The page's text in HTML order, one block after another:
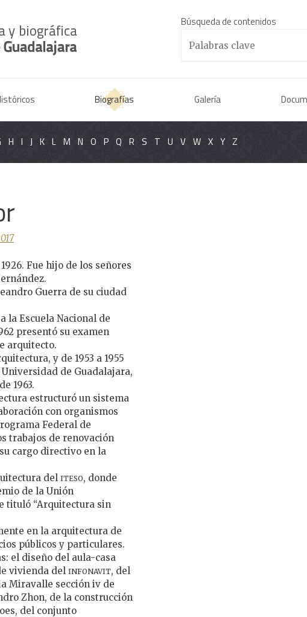
Búsqueda de contenidos
Biografías Galería
H I J K L M N O P Q R S T U V W X Y Z
Fue hijo de los señores
Guerra de su ciudad
la Escuela Nacional de
presentó su examen
arquitecto.
y de 1953 a 1955
de Guadalajara,
1963.
estructuró un sistema
con organismos
Federal de
trabajos de renovación
cargo directivo en la
del iteso, donde
de la Unión
tituló “Arquitectura sin
en la arquitectura de
públicos y particulares.
el diseño del aula-casa
vivienda del infonavit, del
Miravalle sección iv de
Zhon, de la construcción
del conjunto